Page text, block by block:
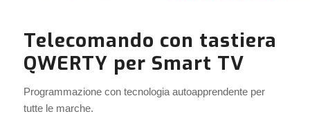
Telecomando con tastiera
QWERTY per Smart TV
Programmazione con tecnologia autoapprendente per
tutte le marche.